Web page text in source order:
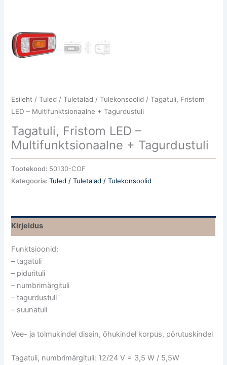
Esileht /Tuled / Tuletalad / Tulekonsoolid / Tagatuli, Fristom
LED – Multifunktsionaalne + Tagurdustuli
Tagatuli, Fristom LED –
Multifunktsionaalne + Tagurdustuli
Tootekood: 50130-COF
Kategooria:Tuled / Tuletalad / Tulekonsoolid
Kirjeldus
Funktsioonid:
– tagatuli
– pidurituli
– numbrimärgituli
– tagurdustuli
– suunatuli
Vee- ja tolmukindel disain, õhukindel korpus, põrutuskindel
Tagatuli, numbrimärgituli: 12/24 V = 3,5 W / 5,5W